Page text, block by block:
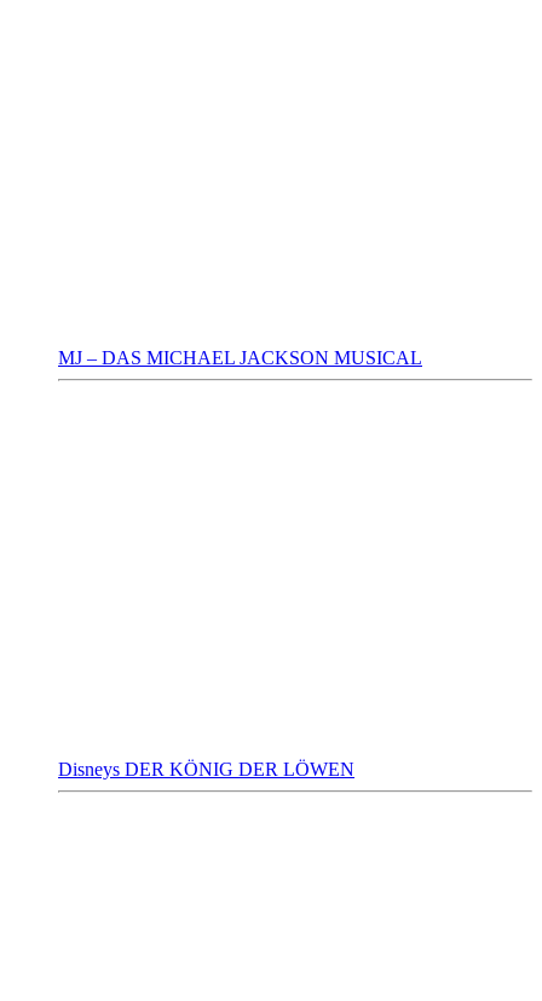
MJ – DAS MICHAEL JACKSON MUSICAL
Disneys DER KÖNIG DER LÖWEN